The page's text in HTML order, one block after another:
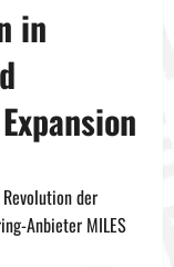
in
der
Anbieter MILES